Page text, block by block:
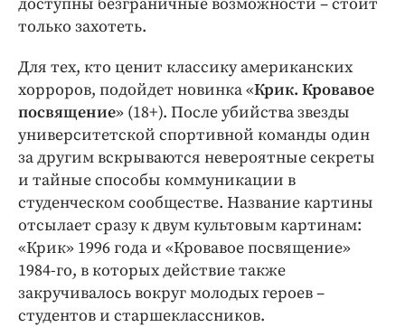
только захотеть.
Для тех, кто ценит классику американских
хорроров, подойдет новинка «Крик. Кровавое
посвящение» (18+). После убийства звезды
университетской спортивной команды один
за другим вскрываются невероятные секреты
и тайные способы коммуникации в
студенческом сообществе. Название картины
отсылает сразу к двум культовым картинам:
«Крик» 1996 года и «Кровавое посвящение»
1984-го, в которых действие также
закручивалось вокруг молодых героев –
студентов и старшеклассников.